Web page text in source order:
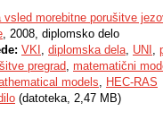
vsled morebitne porušitve
, 2008, diplomsko delo
VKI , diplomska dela, UNI ,
pregrad, matematični
models, HEC-RAS
(datoteka, 2,47 MB)